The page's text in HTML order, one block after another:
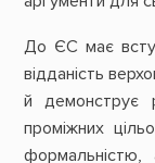
До ЄС має
відданість
й демонструє
проміжних
формальністю,